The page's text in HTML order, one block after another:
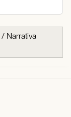
/ Narrativa